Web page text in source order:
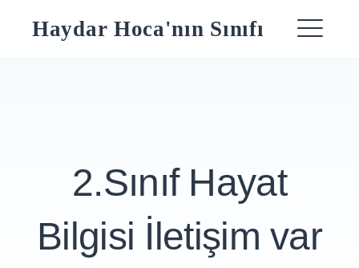
Haydar Hoca'nın Sınıfı
2.Sınıf Hayat
Bilgisi İletişim var